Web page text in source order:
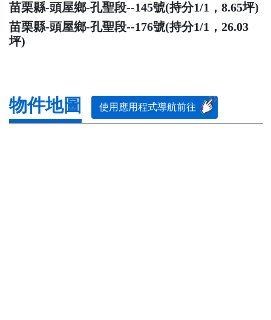
苗栗縣-頭屋鄉-孔聖段--145號(持分1/1，8.65坪)
苗栗縣-頭屋鄉-孔聖段--176號(持分1/1，26.03
坪)
物件地圖 使用應用程式導航前往